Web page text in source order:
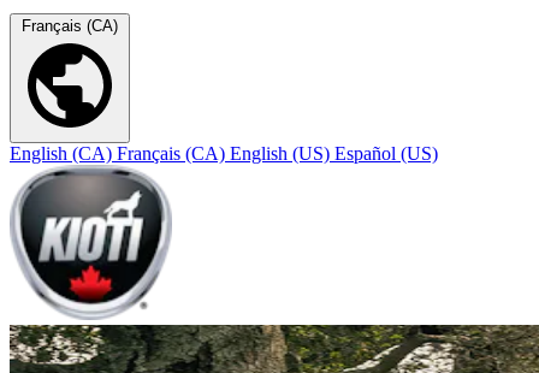
Français (CA)
English (CA) Français (CA) English (US) Español (US)